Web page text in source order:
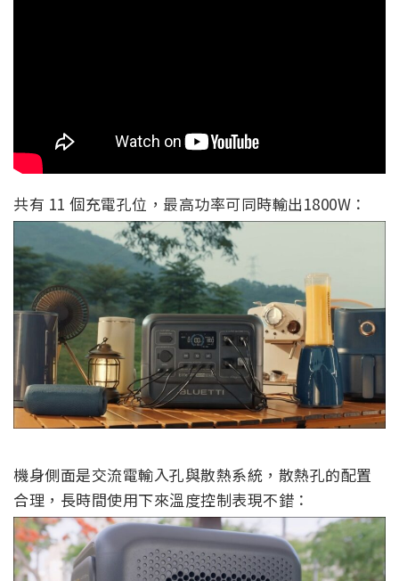
共有 11 個充電孔位，最高功率可同時輸出1800W：
機身側面是交流電輸入孔與散熱系統，散熱孔的配置
合理，長時間使用下來溫度控制表現不錯：